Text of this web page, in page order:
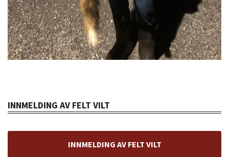
INNMELDING AV FELT VILT
INNMELDING AV FELT VILT